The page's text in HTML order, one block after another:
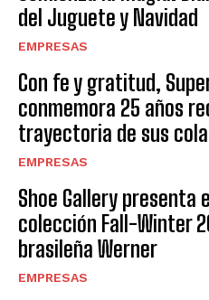
del Juguete y Navidad
EMPRESAS
Con fe y gratitud,
conmemora 25 años
trayectoria de sus
EMPRESAS
Shoe Gallery presenta
colección Fall-Winter
brasileña Werner
EMPRESAS